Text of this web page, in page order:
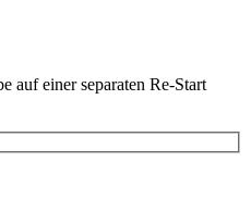
auf einer separaten Re-Start